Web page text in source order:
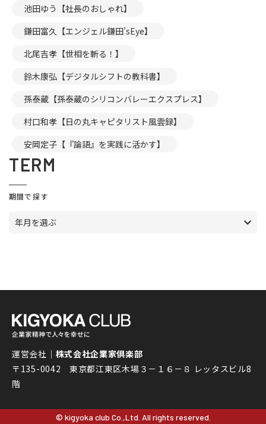
池田ゆう【社長のおしゃれ】
鎌田富久【エンジェル鎌田’sEye】
北尾吉孝【世相を斬る！】
鈴木康弘【デジタルシフトの教科書】
孫泰蔵【孫泰蔵のシリコンバレーエクスプレス】
村口和孝【日の丸キャピタリスト風雲録】
安岡定子【『論語』を実践に活かす】
TERM
期間で探す
年月を選ぶ
運営会社｜ 株式会社企業家倶楽部
〒135-0042 東京都江東区木場３－１６－８ レッタスビル8
階
© kigyoka club Co.,Ltd. All rights reserved.